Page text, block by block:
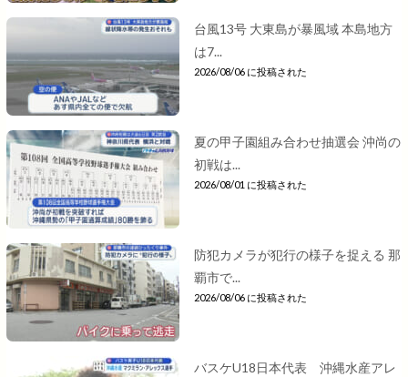
台風13号 大東島が暴風域 本島地方
は7...
2026/08/06 に投稿された
夏の甲子園組み合わせ抽選会 沖尚の
初戦は...
2026/08/01 に投稿された
防犯カメラが犯行の様子を捉える 那
覇市で...
2026/08/06 に投稿された
バスケU18日本代表 沖縄水産アレ